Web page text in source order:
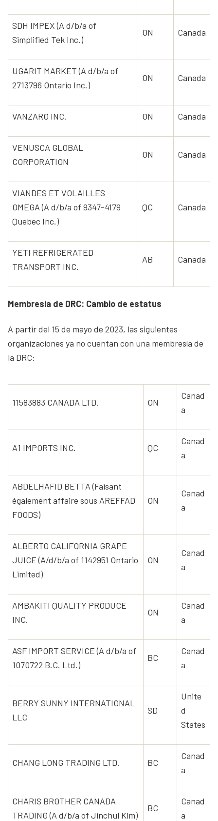
SDH IMPEX (A d/b/a of
Simplified Tek Inc.)
ON Canada
UGARIT MARKET (A d/b/a of
2713796 Ontario Inc.)
ON Canada
VANZARO INC. ON Canada
VENUSCA GLOBAL
CORPORATION
ON Canada
VIANDES ET VOLAILLES
OMEGA (A d/b/a of 9347-4179
Quebec Inc.)
QC Canada
YETI REFRIGERATED
TRANSPORT INC.
AB Canada
Membresía de DRC: Cambio de estatus
A partir del 15 de mayo de 2023, las siguientes
organizaciones ya no cuentan con una membresía de
la DRC:
11583883 CANADA LTD. ON
Canad
a
A1 IMPORTS INC. QC
Canad
a
ABDELHAFID BETTA (Faisant
également affaire sous AREFFAD
FOODS)
ON
Canad
a
ALBERTO CALIFORNIA GRAPE
JUICE (A/d/b/a of 1142951 Ontario
Limited)
ON
Canad
a
AMBAKITI QUALITY PRODUCE
INC.
ON
Canad
a
ASF IMPORT SERVICE (A d/b/a of
1070722 B.C. Ltd.)
BC
Canad
a
BERRY SUNNY INTERNATIONAL
LLC
SD
Unite
d
States
CHANG LONG TRADING LTD. BC
Canad
a
CHARIS BROTHER CANADA
TRADING (A d/b/a of Jinchul Kim)
BC
Canad
a